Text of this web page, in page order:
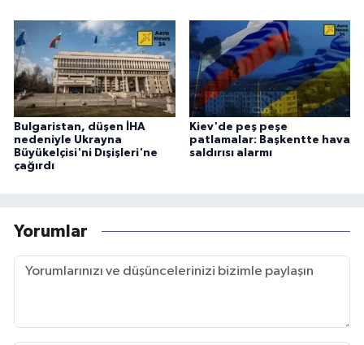
Bulgaristan, düşen İHA
nedeniyle Ukrayna
Büyükelçisi'ni Dışişleri'ne
çağırdı
Kiev'de peş peşe
patlamalar: Başkentte hava
saldırısı alarmı
Yorumlar